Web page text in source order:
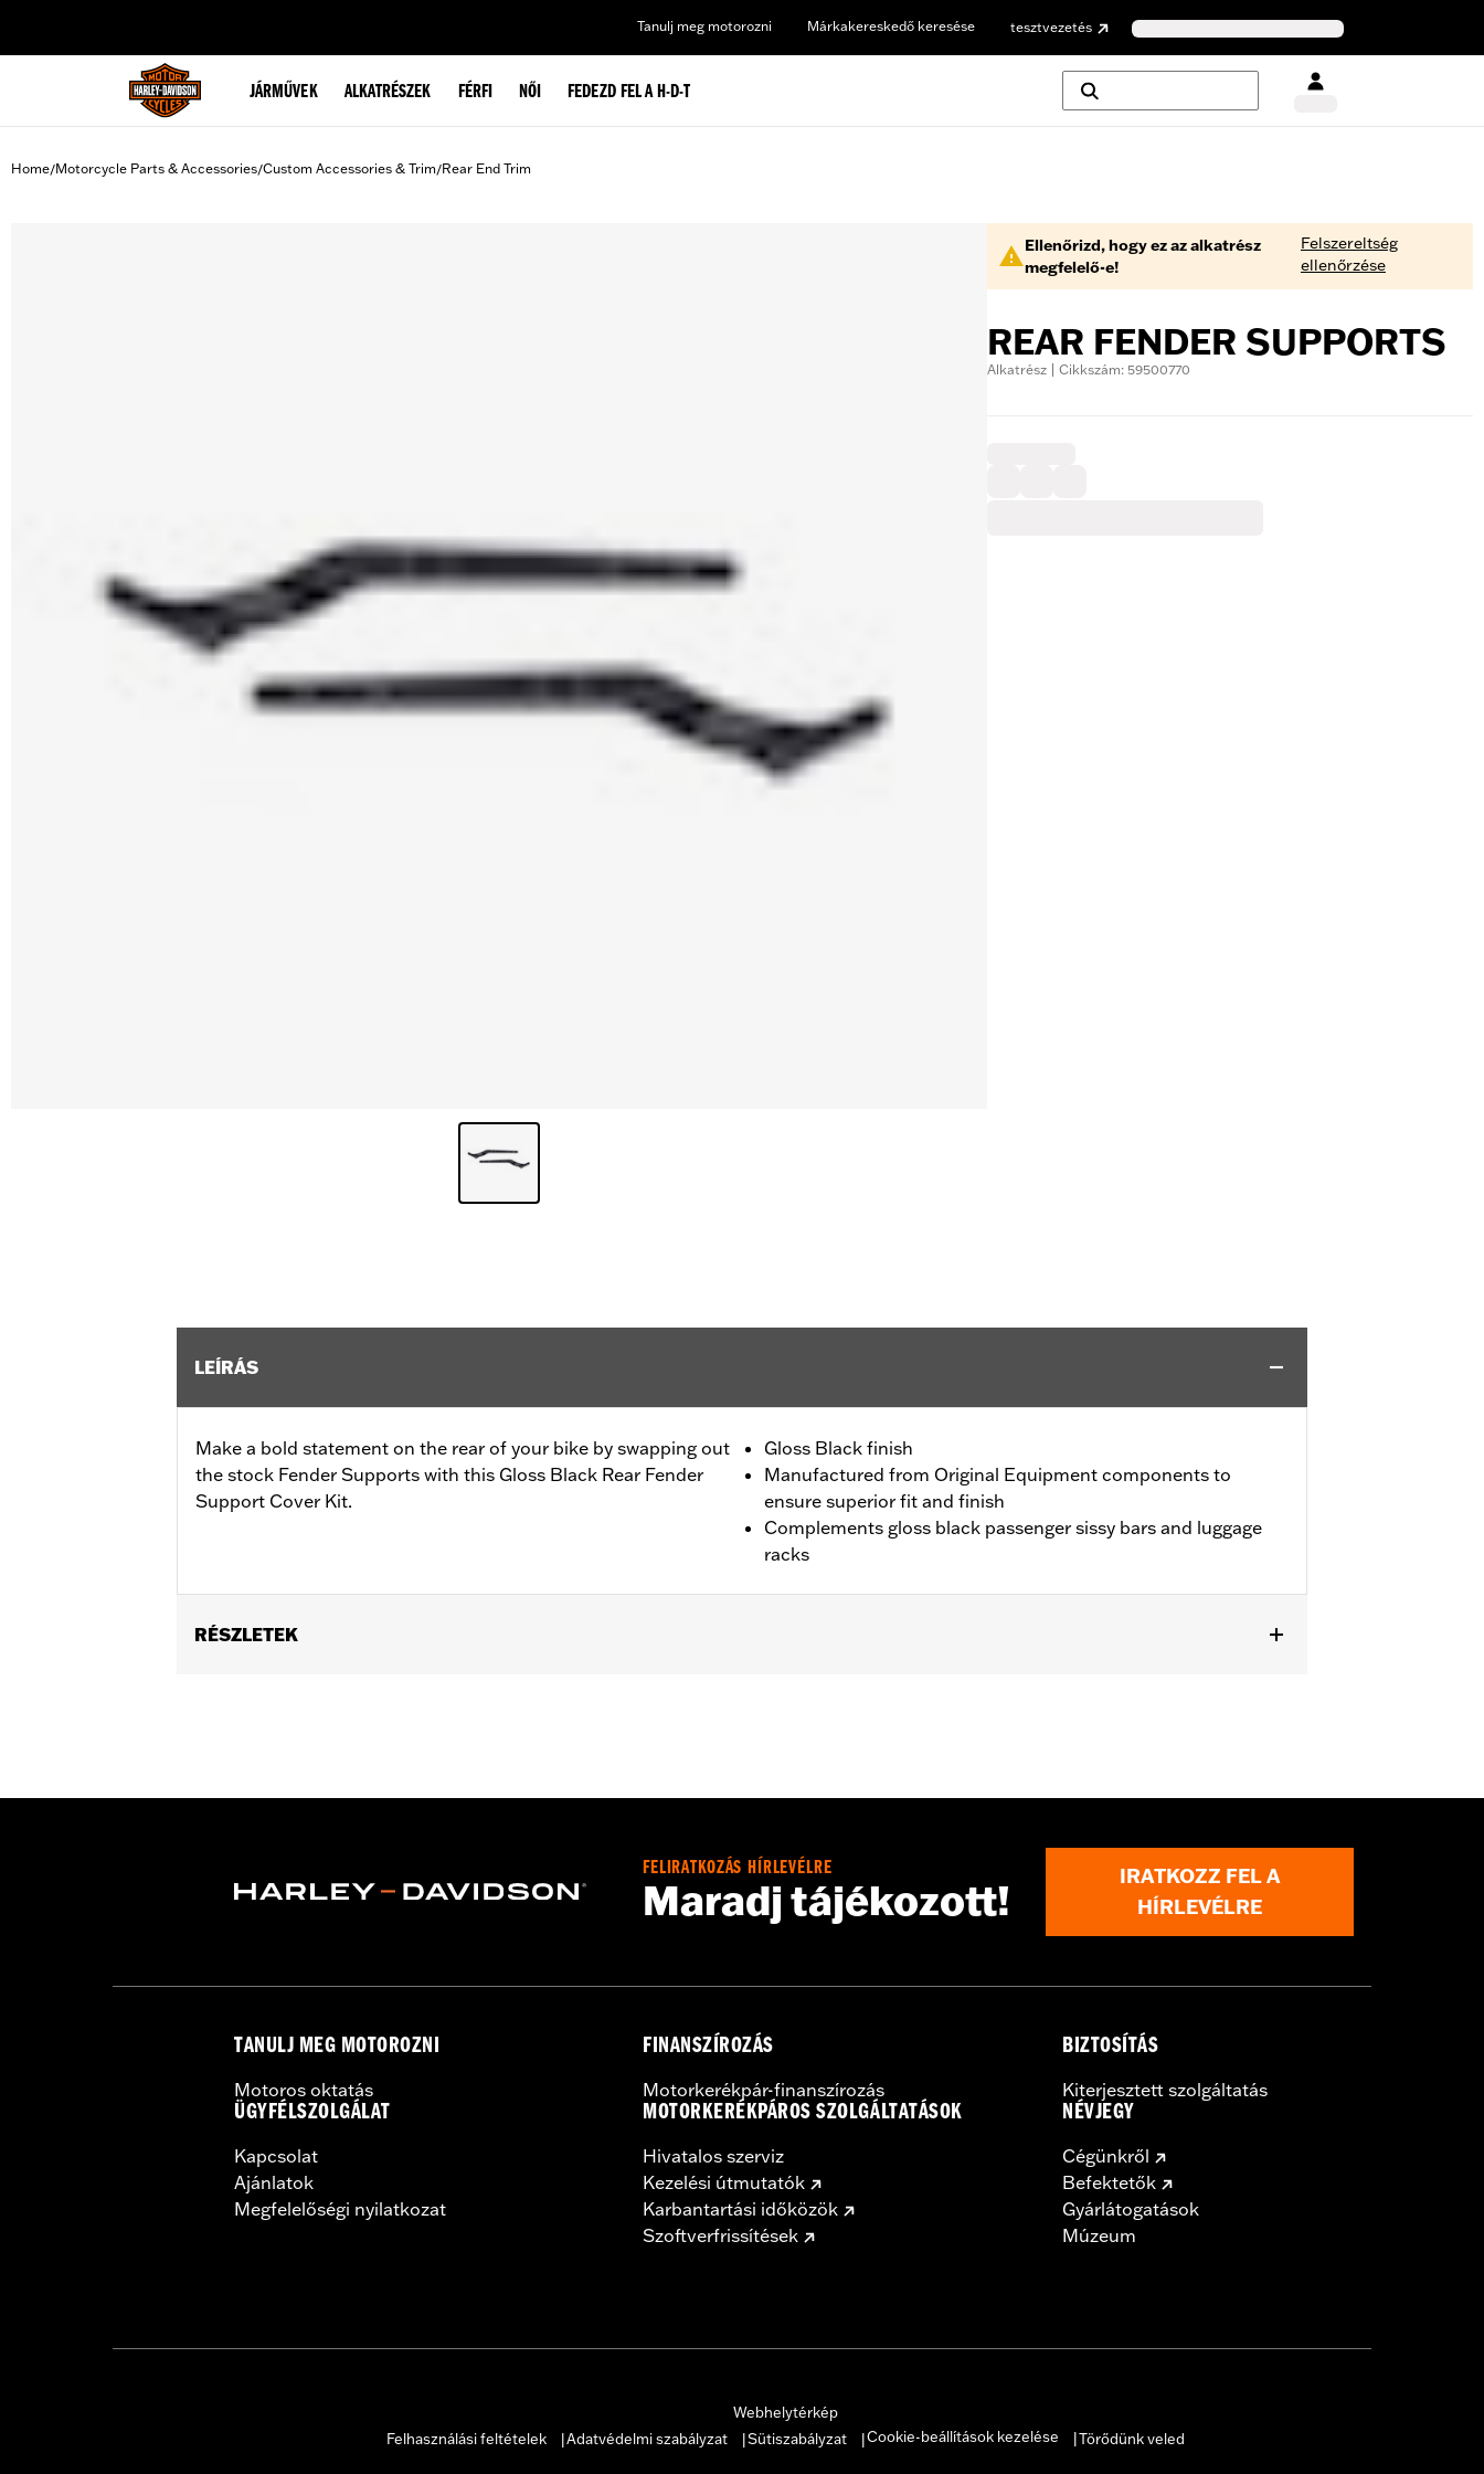
Tanulj meg motorozni Márkakereskedő keresése tesztvezetés
JÁRMŰVEK ALKATRÉSZEK FÉRFI NŐI FEDEZD FEL A H-D-T
Home/Motorcycle Parts & Accessories/Custom Accessories & Trim/Rear End Trim
Ellenőrizd, hogy ez az alkatrész
megfelelő-e!
Felszereltség
ellenőrzése
REAR FENDER SUPPORTS
Alkatrész | Cikkszám: 59500770
LEÍRÁS
Make a bold statement on the rear of your bike by swapping out
the stock Fender Supports with this Gloss Black Rear Fender
Support Cover Kit.
Gloss Black finish
Manufactured from Original Equipment components to
ensure superior fit and finish
Complements gloss black passenger sissy bars and luggage
racks
RÉSZLETEK
WARRANTY:1 year limited warranty – Go towww.h-d.com/warrantyfor full details
FELIRATKOZÁS HÍRLEVÉLRE
Maradj tájékozott!
IRATKOZZ FEL A
HÍRLEVÉLRE
TANULJ MEG MOTOROZNI
Motoros oktatás
ÜGYFÉLSZOLGÁLAT
Kapcsolat
Ajánlatok
Megfelelőségi nyilatkozat
FINANSZÍROZÁS
Motorkerékpár-finanszírozás
MOTORKERÉKPÁROS SZOLGÁLTATÁSOK
Hivatalos szerviz
Kezelési útmutatók
Karbantartási időközök
Szoftverfrissítések
BIZTOSÍTÁS
Kiterjesztett szolgáltatás
NÉVJEGY
Cégünkről
Befektetők
Gyárlátogatások
Múzeum
Webhelytérkép
Felhasználási feltételek
Adatvédelmi szabályzat Sütiszabályzat Cookie-beállítások kezelése Törődünk veled